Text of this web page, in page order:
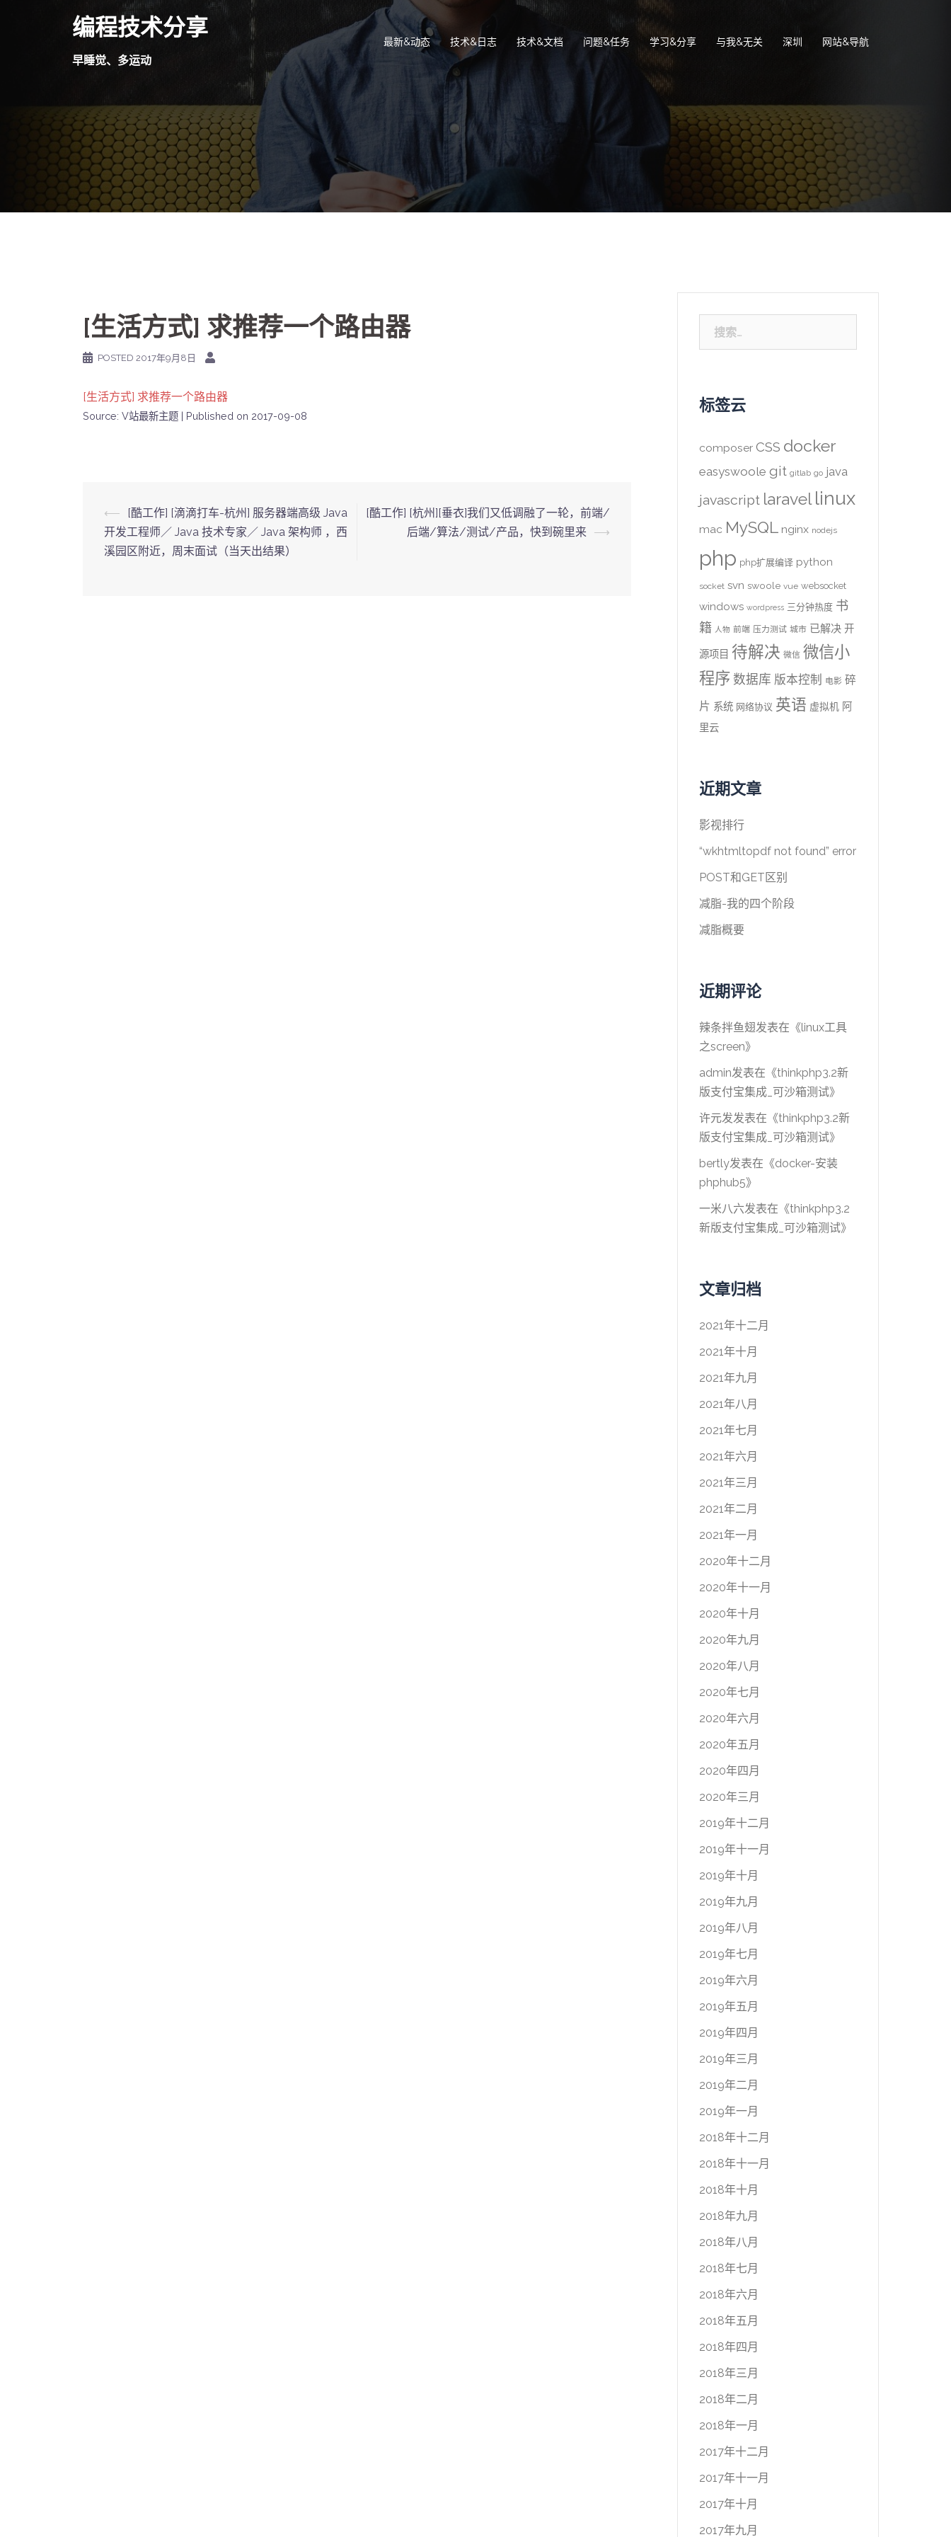
编程技术分享
早睡觉、多运动
最新&动态 技术&日志 技术&文档 问题&任务 学习&分享 与我&无关 深圳 网站&导航
[生活方式] 求推荐一个路由器
POSTED 2017年9月8日
[生活方式] 求推荐一个路由器
Source: V站最新主题 Published on 2017-09-08
Post
navigation
⟵
[酷工作] [滴滴打车-杭州] 服务器端高级 Java
开发工程师／ Java 技术专家／ Java 架构师 ，西
溪园区附近，周末面试（当天出结果）
[酷工作] [杭州][垂衣]我们又低调融了一轮，前端/
后端/算法/测试/产品，快到碗里来
⟶
索：
标签云
composer CSS docker
easyswoole git gitlab go java
javascript laravel linux
mac MySQL nginx nodejs
php php扩展编译 python
socket svn swoole vue websocket
windows wordpress 三分钟热度 书
籍 人物 前端 压力测试 城市 已解决 开
源项目 待解决 微信 微信小
程序 数据库 版本控制 电影 碎
片 系统 网络协议 英语 虚拟机 阿
里云
近期文章
影视排行
“wkhtmltopdf not found” error
POST和GET区别
减脂-我的四个阶段
减脂概要
近期评论
辣条拌鱼翅发表在《linux工具
之screen》
admin发表在《thinkphp3.2新
版支付宝集成_可沙箱测试》
许元发发表在《thinkphp3.2新
版支付宝集成_可沙箱测试》
bertly发表在《docker-安装
phphub5》
一米八六发表在《thinkphp3.2
新版支付宝集成_可沙箱测试》
文章归档
2021年十二月
2021年十月
2021年九月
2021年八月
2021年七月
2021年六月
2021年三月
2021年二月
2021年一月
2020年十二月
2020年十一月
2020年十月
2020年九月
2020年八月
2020年七月
2020年六月
2020年五月
2020年四月
2020年三月
2019年十二月
2019年十一月
2019年十月
2019年九月
2019年八月
2019年七月
2019年六月
2019年五月
2019年四月
2019年三月
2019年二月
2019年一月
2018年十二月
2018年十一月
2018年十月
2018年九月
2018年八月
2018年七月
2018年六月
2018年五月
2018年四月
2018年三月
2018年二月
2018年一月
2017年十二月
2017年十一月
2017年十月
2017年九月